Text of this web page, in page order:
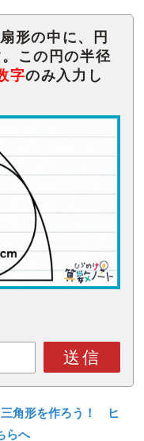
形の中に、円
この円の半径
字のみ入力し
送信
三角形を作ろう！ ヒ
らへ